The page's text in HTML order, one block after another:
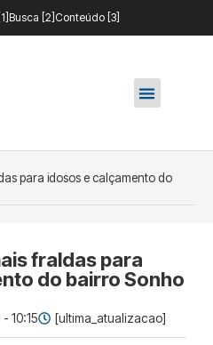
Busca [2] Conteúdo [3]
para idosos e calçamento do
fraldas para
do bairro Sonho
10:15
[ultima_atualizacao]